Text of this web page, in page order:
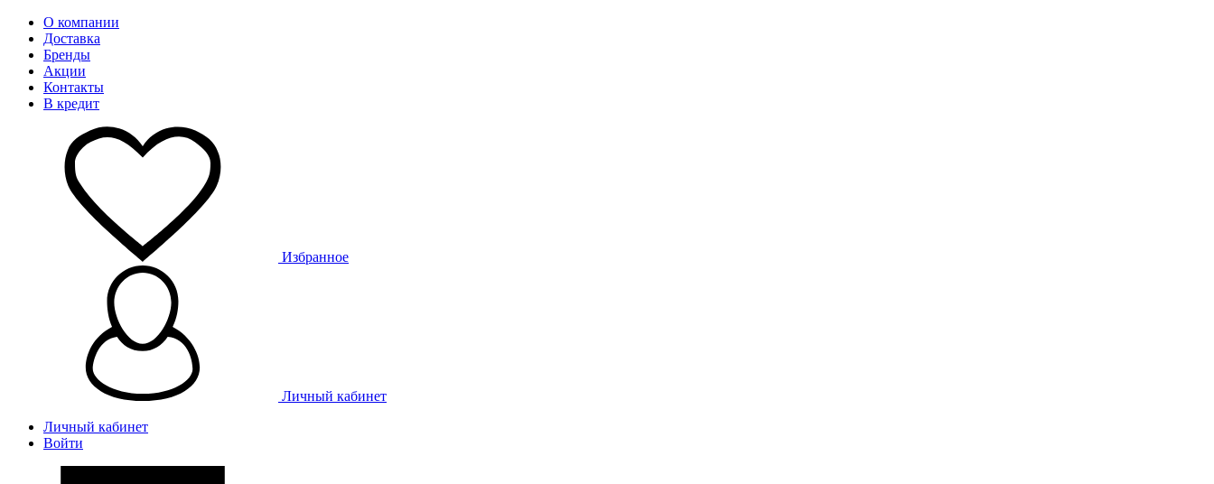
О компании
Доставка
Бренды
Акции
Контакты
В кредит
Избранное
Личный кабинет
Личный кабинет
Войти